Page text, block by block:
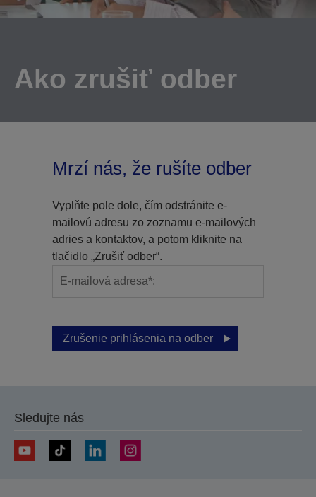
Ako zrušiť odber
Mrzí nás, že rušíte odber
Vyplňte pole dole, čím odstránite e-
mailovú adresu zo zoznamu e-mailových
adries a kontaktov, a potom kliknite na
tlačidlo „Zrušiť odber“.
Zrušenie prihlásenia na odber
Sledujte nás